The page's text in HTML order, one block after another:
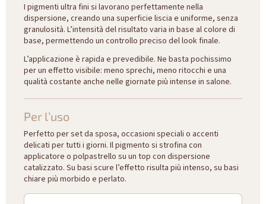
I pigmenti ultra fini si lavorano perfettamente nella
dispersione, creando una superficie liscia e uniforme, senza
granulosità. L’intensità del risultato varia in base al colore di
base, permettendo un controllo preciso del look finale.
L’applicazione è rapida e prevedibile. Ne basta pochissimo
per un effetto visibile: meno sprechi, meno ritocchi e una
qualità costante anche nelle giornate più intense in salone.
Per l’uso
Perfetto per set da sposa, occasioni speciali o accenti
delicati per tutti i giorni. Il pigmento si strofina con
applicatore o polpastrello su un top con dispersione
catalizzato. Su basi scure l’effetto risulta più intenso, su basi
chiare più morbido e perlato.